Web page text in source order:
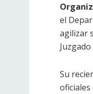
el
agilizar
Su